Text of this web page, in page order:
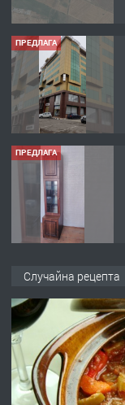
ПРЕДЛАГА
ПРЕДЛАГА
ПРЕДЛАГА
Случайна рецепта